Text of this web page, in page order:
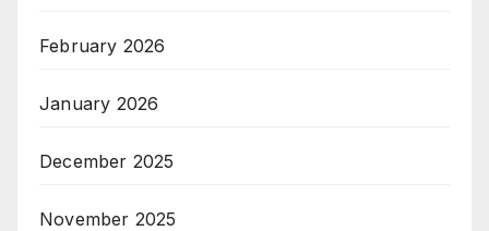
February 2026
January 2026
December 2025
November 2025